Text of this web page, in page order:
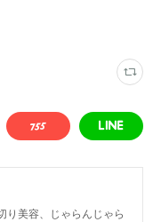
り美容、じゃらんじゃら